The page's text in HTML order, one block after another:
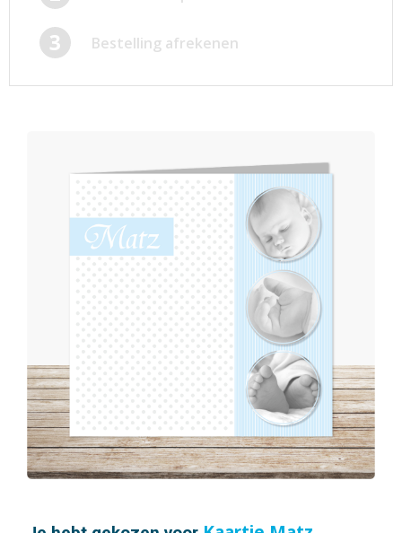
Alle producten
Cadeaubonnen
Doordruksets
Enveloppen
Foto's
Geboortekaartjes
Hand-outs/Losbladig
Handleidingen
Kaarten
Kerstkaarten
3 Bestelling afrekenen